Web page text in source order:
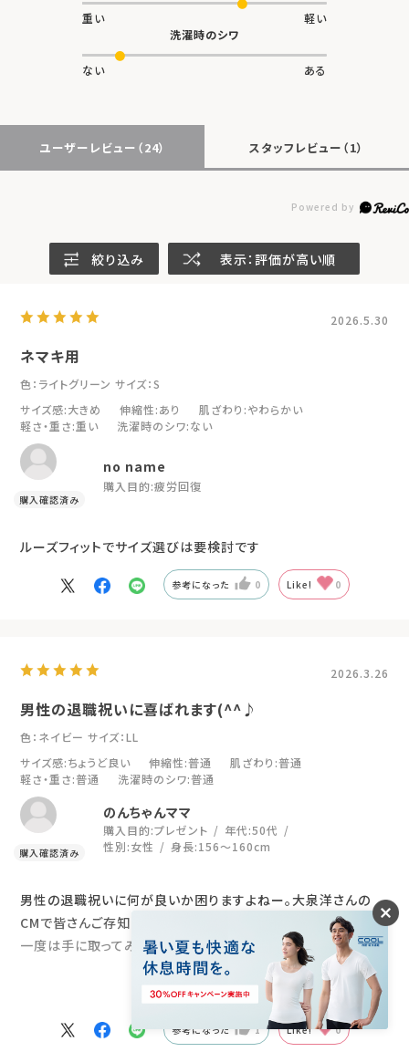
重い
軽い
洗濯時のシワ
ない ある
ユーザーレビュー （24） スタッフレビュー （1）
絞り込み 表示：評価が高い順
2026.5.30
ネマキ用
色：ライトグリーン サイズ：S
サイズ感:大きめ 伸縮性:あり 肌ざわり :やわらかい
軽さ・重さ:重い 洗濯時のシワ:ない
no name
購入目的:疲労回復
ルーズフィットでサイズ選びは要検討です
参考になった 0 Like! 0
2026.3.26
男性の退職祝いに喜ばれます(^^♪
色：ネイビー サイズ：LL
サイズ感:ちょうど良い 伸縮性:普通 肌ざわり :普通
軽さ・重さ:普通 洗濯時のシワ:普通
のんちゃんママ
購入目的:プレゼント 年代:50代
性別:女性 身長:156～160cm
男性の退職祝いに何が良いか困りますよねー。大泉洋さんの
CMで皆さんご存知のもの。
一度は手に取ってみたかったけど、自分では・・・。健康志向の高
い方、目上の方にも失礼にならない！素敵な品物です。
実際に、退職祝いと、異動の品物として購入しましました。どち
「わぁ、気になってた！」「スゴイ、嬉しい、ありがとう！」と。
続きを読む
参考になった 1 Like! 0